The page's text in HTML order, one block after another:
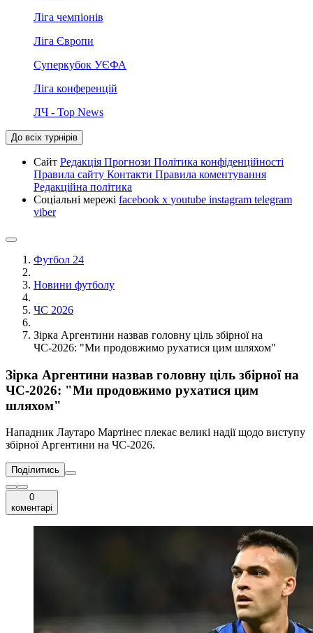
Ліга чемпіонів
Ліга Європи
Суперкубок УЄФА
Ліга конференцій
ЛЧ - Top News
До всіх турнірів
Сайт Редакція Прогнози Політика конфіденційності
Правила сайту Контакти Правила коментування
Редакційна політика
Соціальні мережі facebook x youtube instagram telegram
viber
Футбол 24
Новини футболу
ЧС 2026
Зірка Аргентини назвав головну ціль збірної на
ЧС-2026: "Ми продовжимо рухатися цим шляхом"
Зірка Аргентини назвав головну ціль збірної на
ЧС-2026: "Ми продовжимо рухатися цим
шляхом"
Нападник Лаутаро Мартінес плекає великі надії щодо виступу
збірної Аргентини на ЧС-2026.
Поділитись
0
коментарі